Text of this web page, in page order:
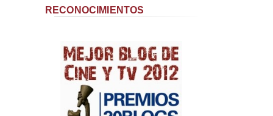
RECONOCIMIENTOS